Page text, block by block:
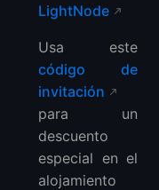
LightNode
Usa este
código de
invitación
para un
descuento
especial en el
alojamiento